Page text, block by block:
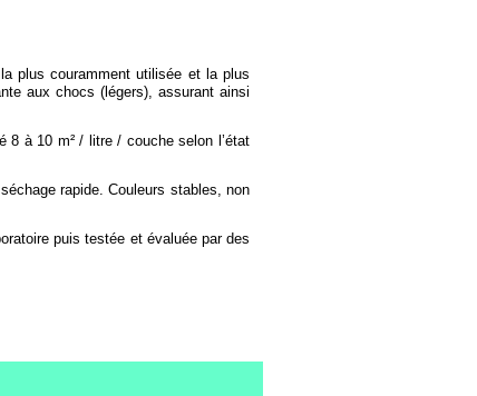
plus couramment utilisée et la plus
aux chocs (légers), assurant ainsi
8 à 10 m² / litre / couche selon l’état
rapide. Couleurs stables, non
puis testée et évaluée par des